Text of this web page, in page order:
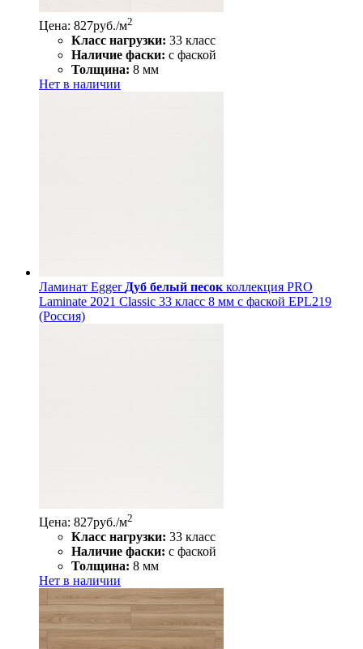
Цена: 827руб./м2
Класс нагрузки: 33 класс
Наличие фаски: с фаской
Толщина: 8 мм
Нет в наличии
Ламинат Egger Дуб белый песок коллекция PRO
Laminate 2021 Classic 33 класс 8 мм с фаской EPL219
(Россия)
Цена: 827руб./м2
Класс нагрузки: 33 класс
Наличие фаски: с фаской
Толщина: 8 мм
Нет в наличии